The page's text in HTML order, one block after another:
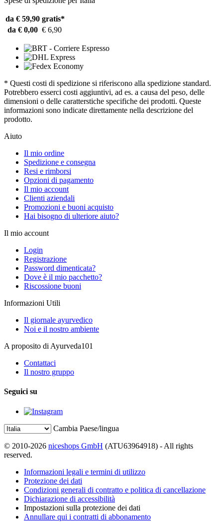
da € 59,90 gratis*
da € 0,00 € 6,90
* Questi costi di spedizione si riferiscono alla spedizione standard.
Potrebbero esserci costi aggiuntivi, ad es. a causa del peso, delle
dimensioni o delle caratterstiche specifiche dei prodotti. Queste
informazioni sono indicate direttamente nella descrizione del
prodotto.
Aiuto
Il mio ordine
Spedizione e consegna
Resi e rimborsi
Opzioni di pagamento
Il mio account
Clienti aziendali
Promozioni e buoni acquisto
Hai bisogno di ulteriore aiuto?
Il mio account
Login
Registrazione
Password dimenticata?
Dove è il mio pacchetto?
Riscossione buoni
Informazioni Utili
Il giornale ayurvedico
Noi e il nostro ambiente
A proposito di Ayurveda101
Contattaci
Il nostro gruppo
Seguici su
Cambia Paese/lingua
© 2010-2026 niceshops GmbH (ATU63964918) - All rights
reserved.
Informazioni legali e termini di utilizzo
Protezione dei dati
Condizioni generali di contratto e politica di cancellazione
Dichiarazione di accessibilità
Impostazioni sulla protezione dei dati
Annullare qui i contratti di abbonamento